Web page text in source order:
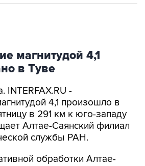
магнитудой 4,1
в Туве
INTERFAX.RU -
4,1 произошло в
в 291 км к юго-западу
Алтае-Саянский филиал
службы РАН.
обработки Алтае-